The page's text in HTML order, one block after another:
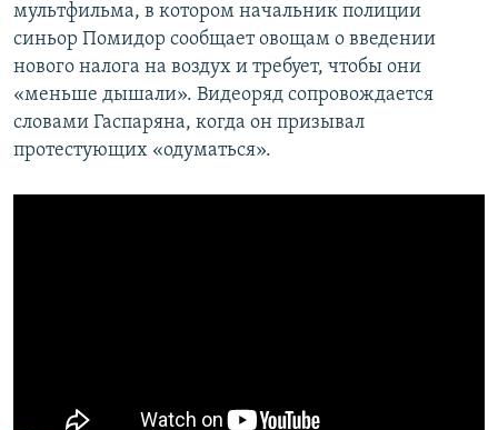
мультфильма, в котором начальник полиции
синьор Помидор сообщает овощам о введении
нового налога на воздух и требует, чтобы они
«меньше дышали». Видеоряд сопровождается
словами Гаспаряна, когда он призывал
протестующих «одуматься».